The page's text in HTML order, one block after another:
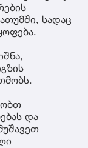
სადაც
და